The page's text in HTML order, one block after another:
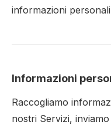
informazioni
Informazioni
Raccogliamo
nostri Servizi,